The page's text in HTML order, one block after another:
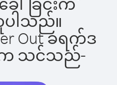
ါသည်။
Out ခရက်ဒ
ါက သင်သည်-